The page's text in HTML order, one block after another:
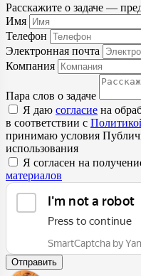
Расскажите о задаче —
Имя
Телефон
Электронная почта
Компания
Пара слов о задаче
Я даю согласие на
в соответствии с
принимаю условия
использования
Я согласен на
материалов
Отправить